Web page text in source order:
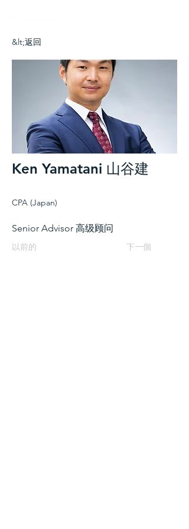
&lt;返回
Ken Yamatani 山谷建
CPA (Japan)
Senior Advisor 高级顾问
以前的 下一個